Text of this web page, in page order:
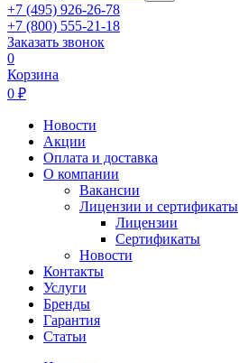
+7 (495) 926-26-78
+7 (800) 555-21-18
Заказать звонок
0
Корзина
0 ₽
Новости
Акции
Оплата и доставка
О компании
Вакансии
Лицензии и сертификаты
Лицензии
Сертификаты
Новости
Контакты
Услуги
Бренды
Гарантия
Статьи